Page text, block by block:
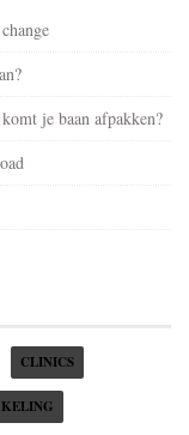
je baan afpakken?
CLINICS